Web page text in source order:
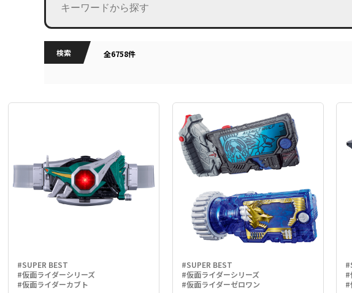
検索 全6758件
#SUPER BEST
#仮面ライダーシリーズ
#仮面ライダーカブト
#SUPER BEST
#仮面ライダーシリーズ
#仮面ライダーゼロワン
#
#